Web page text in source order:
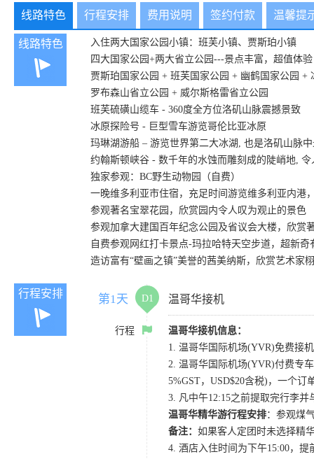
线路特色 行程安排 费用说明 签约付款 温馨提
线路特色
入住两大国家公园小镇：班芙小镇、贾斯珀小镇
四大国家公园+两大省立公园---景点丰富，超值体验
贾斯珀国家公园 + 班芙国家公园 + 幽鹤国家公园 +
罗布森山省立公园 + 威尔斯格雷省立公园
班芙硫磺山缆车 - 360度全方位洛矶山脉震撼景致
冰原探险号 - 巨型雪车游览哥伦比亚冰原
玛琳湖游船 – 游览世界第二大冰湖, 也是洛矶山脉
约翰斯顿峡谷 - 数千年的水蚀而雕刻成的陡峭地,
独家参观：BC野生动物园（自费）
一晚维多利亚市住宿，充足时间游览维多利亚内港
参观著名宝翠花园，欣赏园内令人叹为观止的景色
参观加拿大建国百年纪念公园及省议会大楼，欣赏
自费参观网红打卡景点-玛拉哈特天空步道，超新
造访富有“壁画之镇”美誉的茜美纳斯，欣赏艺术家
行程安排 第1天 D1 温哥华接机
行程
温哥华接机信息：
1. 温哥华国际机场(YVR)免费接
2. 温哥华国际机场(YVR)付费专
5%GST，USD$20含税)，一个订
3. 凡中午12:15之前提取完行李
温哥华精华游行程安排：参观煤
备注： 如果客人定团时未选择精
4. 酒店入住时间为下午15:00，